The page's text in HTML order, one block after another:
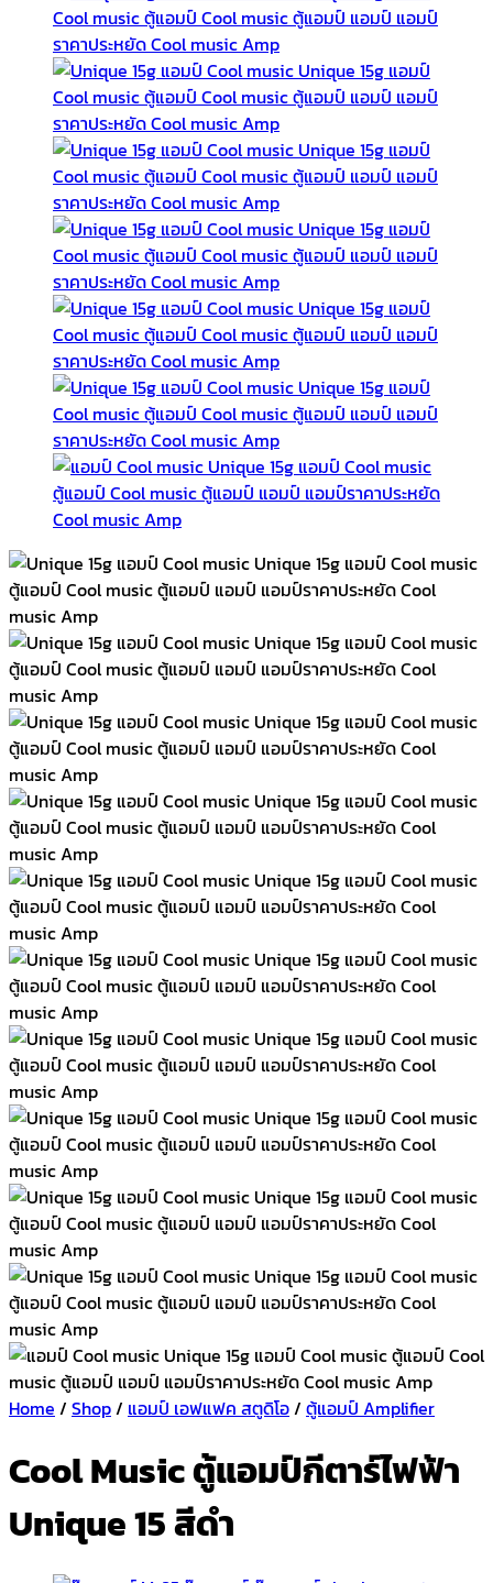
Home / Shop/ แอมป์ เอฟแฟค สตูดิโอ/ ตู้แอมป์ Amplifier
Cool Music ตู้แอมป์กีตาร์ไฟฟ้า
Unique 15 สีดำ